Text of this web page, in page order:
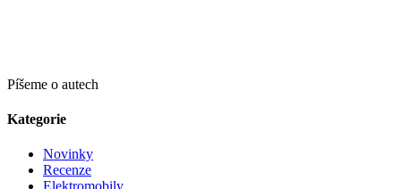
Píšeme o autech
Kategorie
Novinky
Recenze